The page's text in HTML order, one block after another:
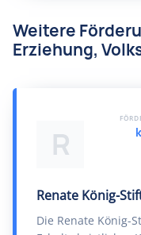
Weitere
Erziehung,
R
Renate König-
Die Renate König-